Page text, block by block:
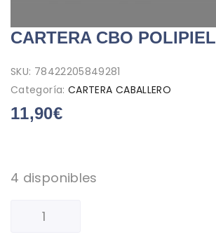
CARTERA CBO POLIPIEL
SKU: 78422205849281
Categoría: CARTERA CABALLERO
11,90€
4 disponibles